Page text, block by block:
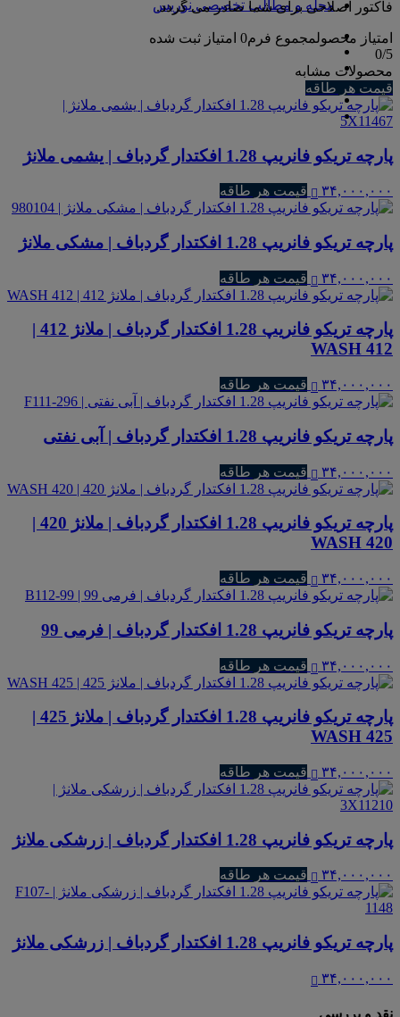
مجله و مطالب تخصصی نوریس
فاکتور اصلاحی برای شما صادر می گردد.
امتیاز محصولمجموع فرم0 امتیاز ثبت شده
0/5
محصولات مشابه
قیمت هر طاقه
پارچه تریکو فانریپ 1.28 افکتدار گردباف | یشمی ملانژ
۳۴,۰۰۰,۰۰۰ قیمت هر طاقه
پارچه تریکو فانریپ 1.28 افکتدار گردباف | مشکی ملانژ
۳۴,۰۰۰,۰۰۰ قیمت هر طاقه
پارچه تریکو فانریپ 1.28 افکتدار گردباف | ملانژ 412 |
WASH 412
۳۴,۰۰۰,۰۰۰ قیمت هر طاقه
پارچه تریکو فانریپ 1.28 افکتدار گردباف | آبی نفتی
۳۴,۰۰۰,۰۰۰ قیمت هر طاقه
پارچه تریکو فانریپ 1.28 افکتدار گردباف | ملانژ 420 |
WASH 420
۳۴,۰۰۰,۰۰۰ قیمت هر طاقه
پارچه تریکو فانریپ 1.28 افکتدار گردباف | فرمی 99
۳۴,۰۰۰,۰۰۰ قیمت هر طاقه
پارچه تریکو فانریپ 1.28 افکتدار گردباف | ملانژ 425 |
WASH 425
۳۴,۰۰۰,۰۰۰ قیمت هر طاقه
پارچه تریکو فانریپ 1.28 افکتدار گردباف | زرشکی ملانژ
۳۴,۰۰۰,۰۰۰ قیمت هر طاقه
پارچه تریکو فانریپ 1.28 افکتدار گردباف | زرشکی ملانژ
۳۴,۰۰۰,۰۰۰
نقد و بررسی